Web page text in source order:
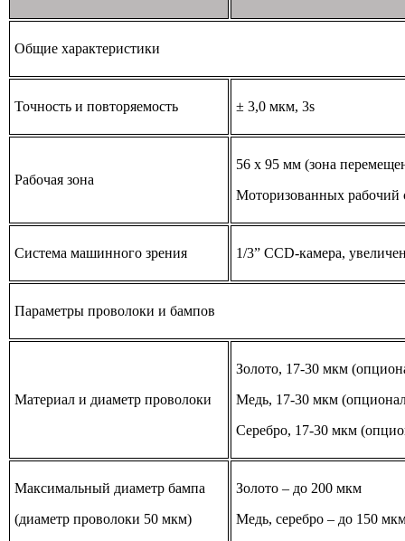
Общие характеристики
Точность и повторяемость ± 3,0 мкм, 3s
Рабочая зона
56 х 95 мм (зона
Моторизованных рабочий
Система машинного зрения 1/3” CCD-камера,
Параметры проволоки и бампов
Материал и диаметр проволоки
Золото, 17-30 мкм
Медь, 17-30 мкм
Серебро, 17-30 мкм
Максимальный диаметр бампа
(диаметр проволоки 50 мкм)
Золото – до 200 мкм
Медь, серебро – до 150